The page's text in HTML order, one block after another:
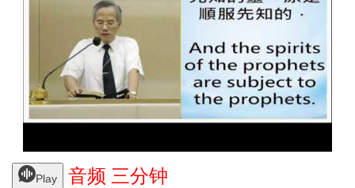
Play
音频 三分钟